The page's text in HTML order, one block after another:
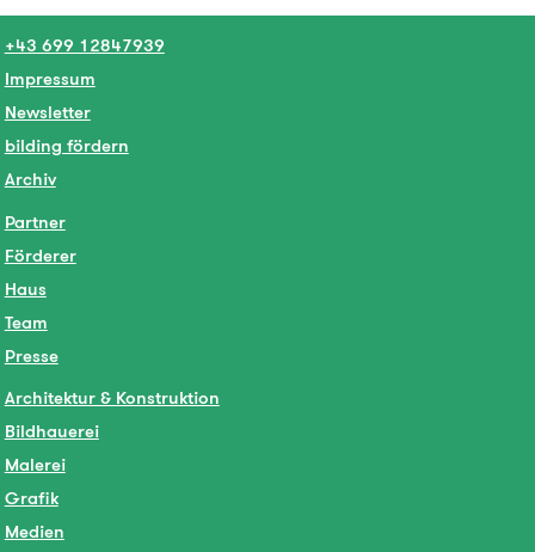
+43 699 12847939
Impressum
Newsletter
bilding fördern
Archiv
Partner
Förderer
Haus
Team
Presse
Architektur & Konstruktion
Bildhauerei
Malerei
Grafik
Medien